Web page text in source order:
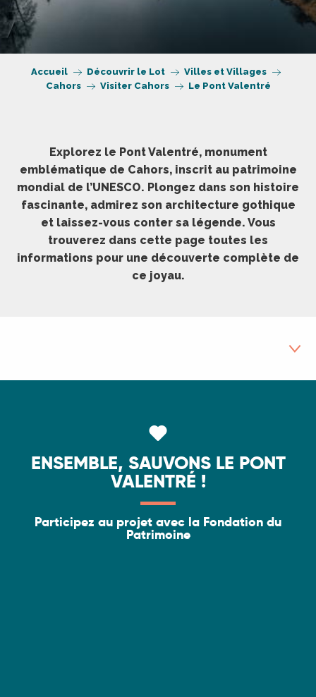
Accueil Découvrir le Lot
Villes et Villages
Cahors
Visiter Cahors Le Pont Valentré
Explorez le Pont Valentré, monument
emblématique de Cahors, inscrit au patrimoine
mondial de l’UNESCO. Plongez dans son histoire
fascinante, admirez son architecture gothique
et laissez-vous conter sa légende. Vous
trouverez dans cette page toutes les
informations pour une découverte complète de
ce joyau.
Légende
Randonnée
ENSEMBLE, SAUVONS LE PONT
VALENTRÉ !
Participez au projet avec la Fondation du
Patrimoine